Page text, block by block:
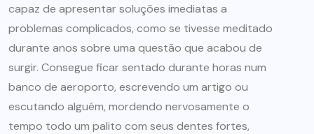
capaz de apresentar soluções imediatas a
problemas complicados, como se tivesse meditado
durante anos sobre uma questão que acabou de
surgir. Consegue ficar sentado durante horas num
banco de aeroporto, escrevendo um artigo ou
escutando alguém, mordendo nervosamente o
tempo todo um palito com seus dentes fortes,